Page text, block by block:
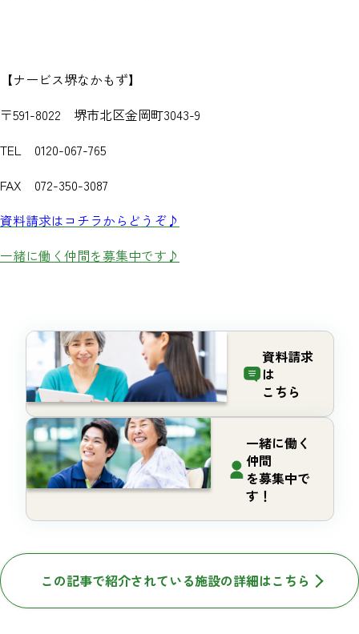
【ナービス堺なかもず】
〒591-8022 堺市北区金岡町3043-9
TEL 0120-067-765
FAX 072-350-3087
資料請求はコチラからどうぞ♪
一緒に働く仲間を募集中です♪
資料請求
は
こちら
一緒に働く
仲間
を募集中で
す！
この記事で紹介されている施設の詳細はこちら